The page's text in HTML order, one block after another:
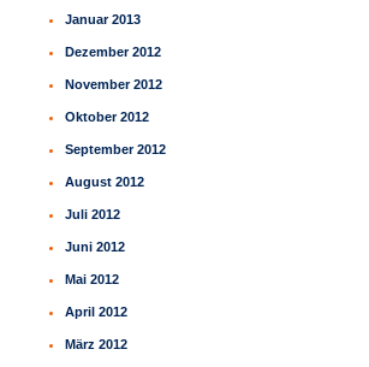
Januar 2013
Dezember 2012
November 2012
Oktober 2012
September 2012
August 2012
Juli 2012
Juni 2012
Mai 2012
April 2012
März 2012